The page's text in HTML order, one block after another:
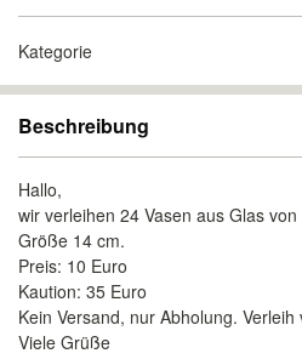
Kategorie
Beschreibung
Hallo,
wir verleihen 24 Vasen aus Glas
Größe 14 cm.
Preis: 10 Euro
Kaution: 35 Euro
Kein Versand, nur Abholung. Verleih
Viele Grüße